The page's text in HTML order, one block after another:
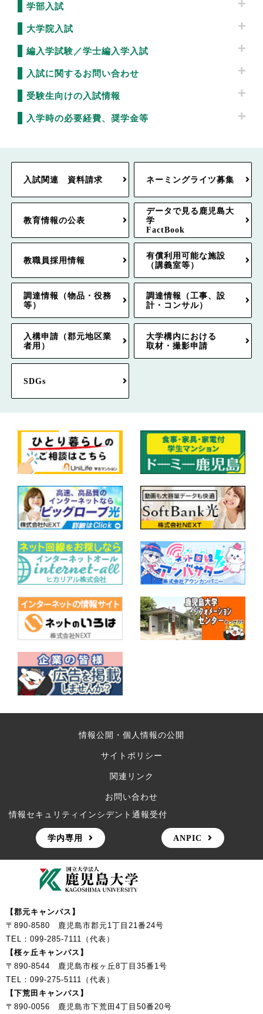
学部入試
大学院入試
編入学試験／学士編入学入試
入試に関するお問い合わせ
受験生向けの入試情報
入学時の必要経費、奨学金等
入試関連 資料請求 ネーミングライツ募集
教育情報の公表
データで見る鹿児島大
学
FactBook
教職員採用情報
有償利用可能な施設
（講義室等）
調達情報（物品・役務
等）
調達情報（工事、設
計・コンサル）
入構申請（郡元地区業
者用）
大学構内における
取材・撮影申請
SDGs
情報公開・個人情報の公開
サイトポリシー
関連リンク
お問い合わせ
情報セキュリティインシデント通報受付
学内専用 ANPIC
【郡元キャンパス】
〒890-8580 鹿児島市郡元1丁目21番24号
TEL：099-285-7111（代表）
【桜ヶ丘キャンパス】
〒890-8544 鹿児島市桜ヶ丘8丁目35番1号
TEL：099-275-5111（代表）
【下荒田キャンパス】
〒890-0056 鹿児島市下荒田4丁目50番20号